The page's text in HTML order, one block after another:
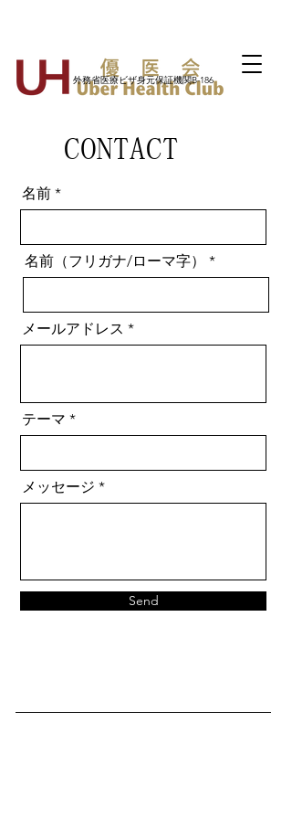
外務省医療ビザ身元保証機関B-186
CONTACT
名前
名前（フリガナ/ローマ字）
メールアドレス
テーマ
メッセージ
Send